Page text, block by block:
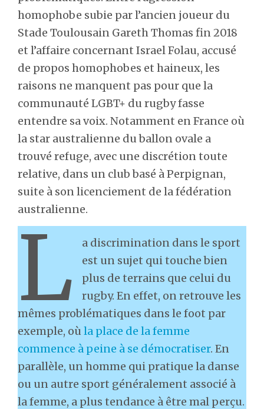
homophobe subie par l’ancien joueur du
Stade Toulousain Gareth Thomas fin 2018
et l’affaire concernant Israel Folau, accusé
de propos homophobes et haineux, les
raisons ne manquent pas pour que la
communauté LGBT+ du rugby fasse
entendre sa voix. Notamment en France où
la star australienne du ballon ovale a
trouvé refuge, avec une discrétion toute
relative, dans un club basé à Perpignan,
suite à son licenciement de la fédération
australienne.
L
a discrimination dans le sport
est un sujet qui touche bien
plus de terrains que celui du
rugby. En effet, on retrouve les
mêmes problématiques dans le foot par
exemple, où la place de la femme
commence à peine à se démocratiser. En
parallèle, un homme qui pratique la danse
ou un autre sport généralement associé à
la femme, a plus tendance à être mal perçu.